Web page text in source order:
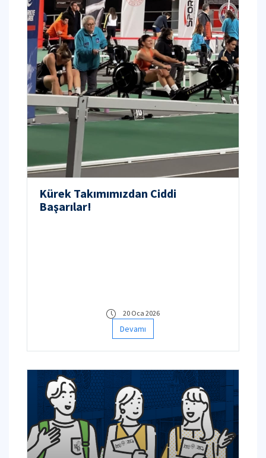
Kürek Takımımızdan Ciddi
Başarılar!
20 Oca 2026
Devamı